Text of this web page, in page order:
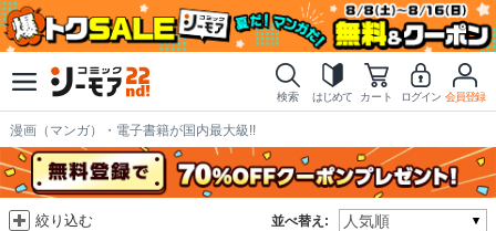
検索 はじめて カート ログイン 会員登録
漫画（マンガ）・電子書籍が国内最大級!!
並べ替え:
絞り込む